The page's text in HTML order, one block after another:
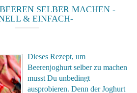
SELBER MACHEN -
& EINFACH-
Dieses Rezept, um
Beerenjoghurt selber zu machen
musst Du unbedingt
ausprobieren. Denn der Joghurt